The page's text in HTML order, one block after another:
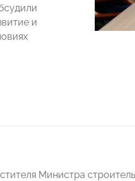
и
Министра